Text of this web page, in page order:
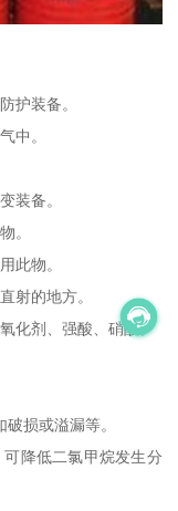
护装备。
中。
装备。
。
此物。
射的地方。
化剂、强酸、硝酸。
损或溢漏等。
可降低二氯甲烷发生分